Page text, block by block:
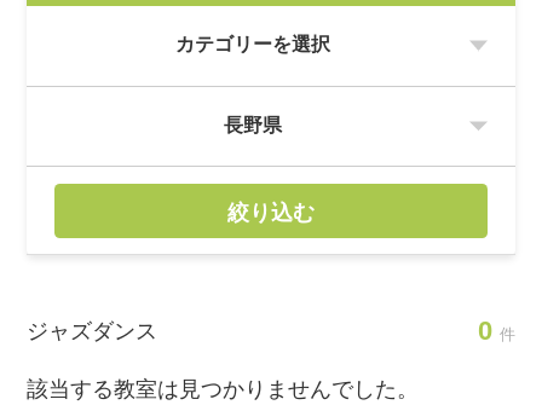
絞り込む
ジャズダンス 0 件
該当する教室は見つかりませんでした。